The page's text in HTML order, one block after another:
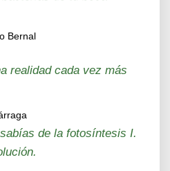
Bernal
realidad cada vez más
de la fotosíntesis I.